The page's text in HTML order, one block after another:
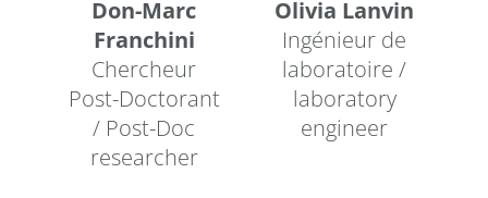
Don-Marc
Franchini
Chercheur
Post-Doctorant
/ Post-Doc
researcher
Olivia Lanvin
Ingénieur de
laboratoire /
laboratory
engineer